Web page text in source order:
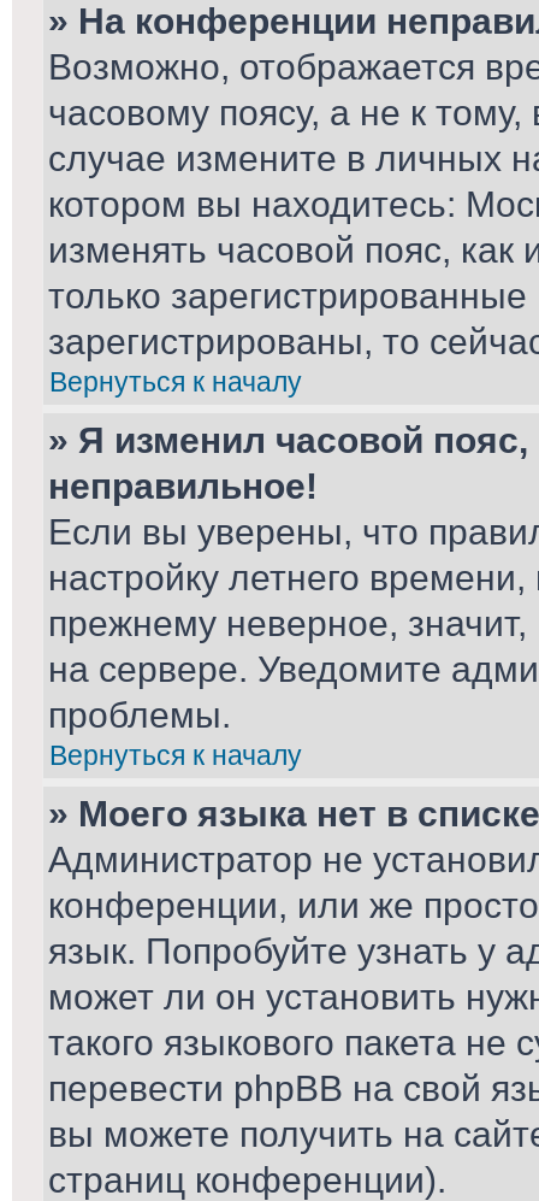
» На конференции
Возможно, отображается
часовому поясу, а не к
случае измените в личных
котором вы находитесь:
изменять часовой пояс, как
только
зарегистрированы, то
Вернуться к началу
» Я изменил часовой
неправильное!
Если вы уверены, что
настройку летнего
прежнему неверное,
на сервере. Уведомите
проблемы.
Вернуться к началу
» Моего языка нет в
Администратор не
конференции, или же
язык. Попробуйте узнать у
может ли он установить
такого языкового пакета
перевести phpBB на свой
вы можете получить на
страниц конференции).